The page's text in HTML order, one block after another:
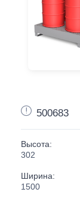
500683
Высота:
302
Ширина:
1500